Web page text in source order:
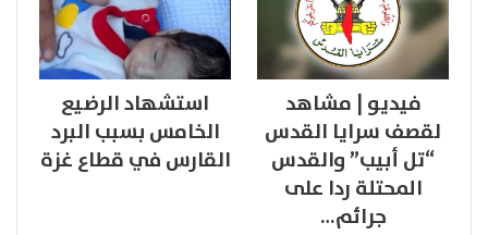
فيديو | مشاهد
لقصف سرايا القدس
“تل أبيب” والقدس
المحتلة ردا على
جرائم…
استشهاد الرضيع
الخامس بسبب البرد
القارس في قطاع غزة